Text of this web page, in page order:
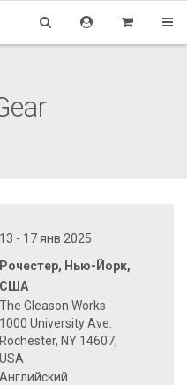
13 - 17 янв 2025
Рочестер, Нью-Йорк,
США
The Gleason Works
1000 University Ave.
Rochester, NY 14607,
USA
Английский